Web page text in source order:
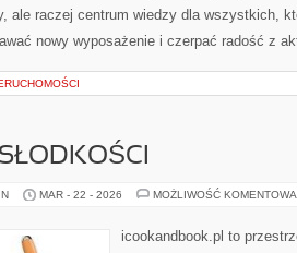
ale raczej centrum wiedzy dla wszystkich,
nowy wyposażenie i czerpać radość z
MAR - 22 - 2026 MOŻLIWOŚĆ
icookandbook.pl to